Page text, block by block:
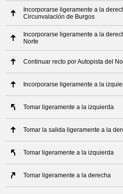
Incorporarse ligeramente a la
Circunvalación de Burgos
Incorporarse ligeramente a la
Norte
Continuar recto por Autopista del
Incorporarse ligeramente a la
Tomar ligeramente a la izquierda
Tomar la salida ligeramente a la
Tomar ligeramente a la izquierda
Tomar ligeramente a la derecha